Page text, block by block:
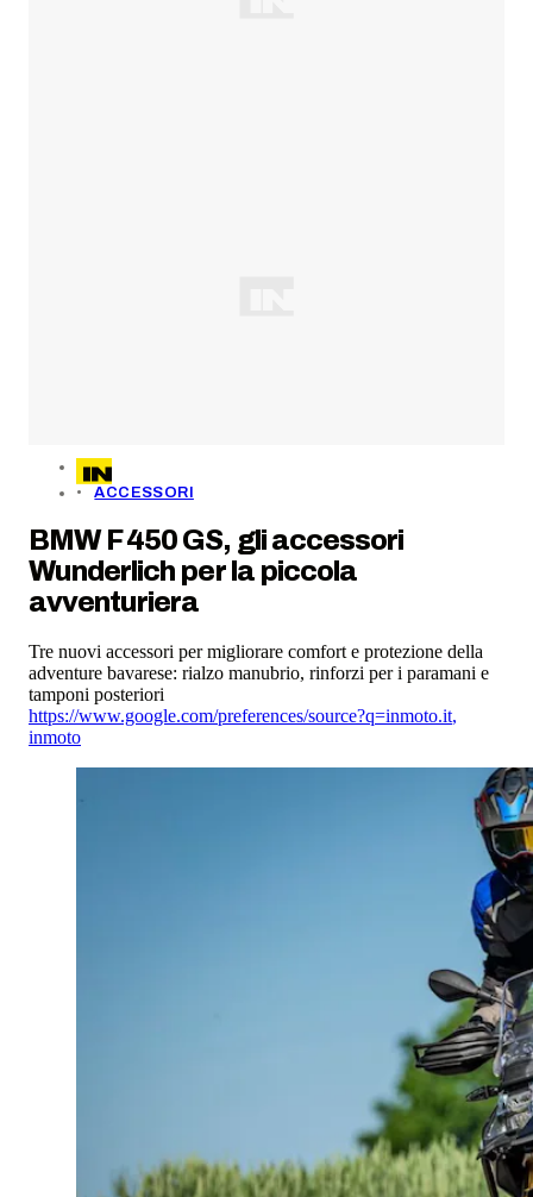
ACCESSORI
BMW F 450 GS, gli accessori
Wunderlich per la piccola
avventuriera
Tre nuovi accessori per migliorare comfort e protezione della
adventure bavarese: rialzo manubrio, rinforzi per i paramani e
tamponi posteriori
https://www.google.com/preferences/source?q=inmoto.it,
inmoto